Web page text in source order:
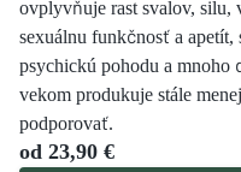
ovplyvňuje rast svalov, silu,
sexuálnu funkčnosť a
psychickú pohodu a mnoho
vekom produkuje stále
podporovať.
od 23,90 €